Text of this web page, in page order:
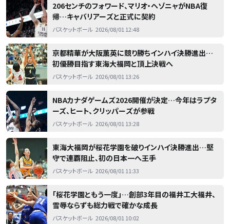
206センチのフォワード、マリオ・ヘゾニャがNBA復
帰…キャバリアーズと正式に契約
バスケットボール 2026/08/01 12:48
京都精華が大阪薫英に競り勝ちインハイ決勝進出…
初優勝目指す東海大福岡と頂上決戦へ
バスケットボール 2026/08/01 13:26
NBAカナダゲームズ2026開催が決定…今年はラプタ
ーズ、ヒート、クリッパーズが参戦
バスケットボール 2026/08/01 13:28
東海大福岡が桜花学園を破りインハイ決勝進出…堅
守で連覇阻止、初の日本一へ王手
バスケットボール 2026/08/01 11:33
「桜花学園ともう一度」…創部3年目の福井工大福井、
雪辱ならずも総力戦で確かな成長
バスケットボール 2026/08/01 10:02